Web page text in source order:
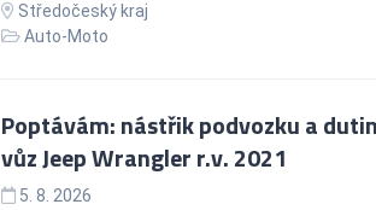
Středočeský kraj
Auto-Moto
Poptávám: nástřik podvozku a
vůz Jeep Wrangler r.v. 2021
5. 8. 2026